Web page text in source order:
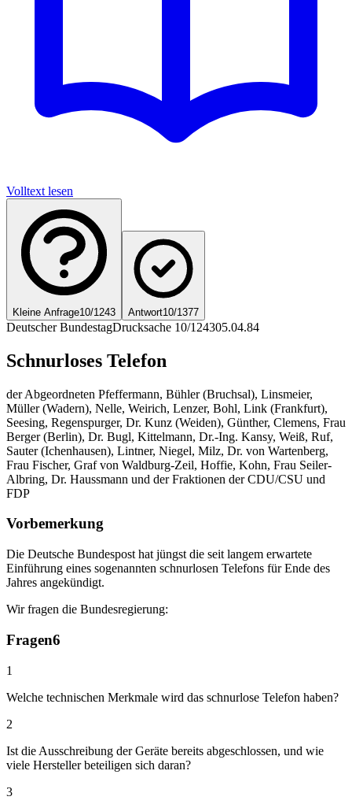
Volltext lesen
Kleine Anfrage10/1243 Antwort10/1377
Deutscher BundestagDrucksache 10/124305.04.84
Schnurloses Telefon
der Abgeordneten Pfeffermann, Bühler (Bruchsal), Linsmeier,
Müller (Wadern), Nelle, Weirich, Lenzer, Bohl, Link (Frankfurt),
Seesing, Regenspurger, Dr. Kunz (Weiden), Günther, Clemens, Frau
Berger (Berlin), Dr. Bugl, Kittelmann, Dr.-Ing. Kansy, Weiß, Ruf,
Sauter (Ichenhausen), Lintner, Niegel, Milz, Dr. von Wartenberg,
Frau Fischer, Graf von Waldburg-Zeil, Hoffie, Kohn, Frau Seiler-
Albring, Dr. Haussmann und der Fraktionen der CDU/CSU und
FDP
Vorbemerkung
Die Deutsche Bundespost hat jüngst die seit langem erwartete
Einführung eines sogenannten schnurlosen Telefons für Ende des
Jahres angekündigt.
Wir fragen die Bundesregierung:
Fragen6
1
Welche technischen Merkmale wird das schnurlose Telefon haben?
2
Ist die Ausschreibung der Geräte bereits abgeschlossen, und wie
viele Hersteller beteiligen sich daran?
3